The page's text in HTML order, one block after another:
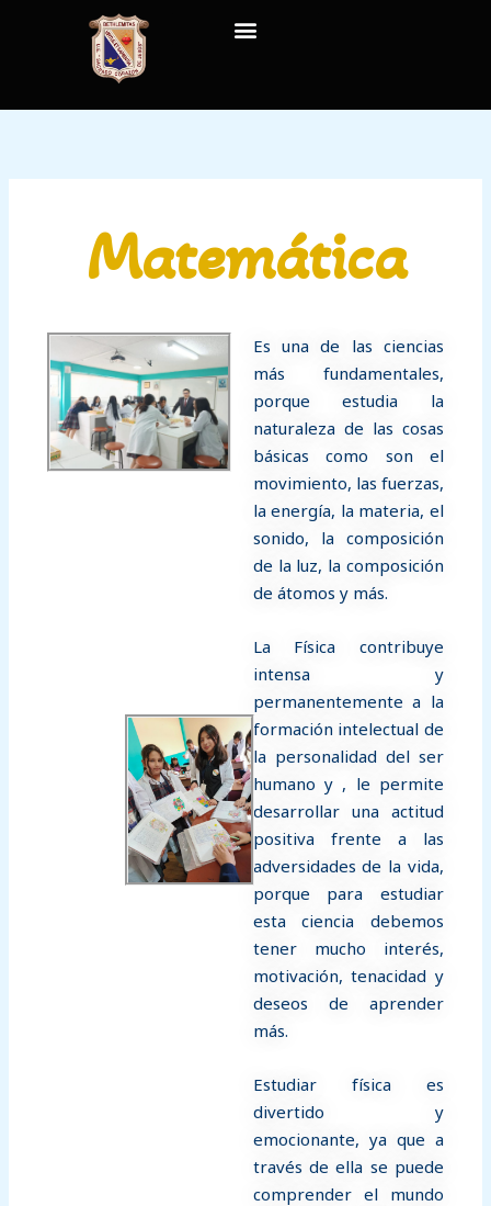
Matemática
Es una de las ciencias
más fundamentales,
porque estudia la
naturaleza de las cosas
básicas como son el
movimiento, las fuerzas,
la energía, la materia, el
sonido, la composición
de la luz, la composición
de átomos y más.
La Física contribuye
intensa y
permanentemente a la
formación intelectual de
la personalidad del ser
humano y , le permite
desarrollar una actitud
positiva frente a las
adversidades de la vida,
porque para estudiar
esta ciencia debemos
tener mucho interés,
motivación, tenacidad y
deseos de aprender
más.
Estudiar física es
divertido y
emocionante, ya que a
través de ella se puede
comprender el mundo